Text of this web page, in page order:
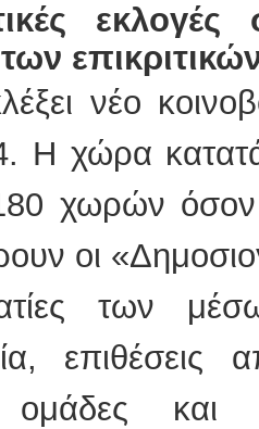
εκλογές
νέο
Η χώρα
χωρών
οι
των
επιθέσεις
ομάδες και